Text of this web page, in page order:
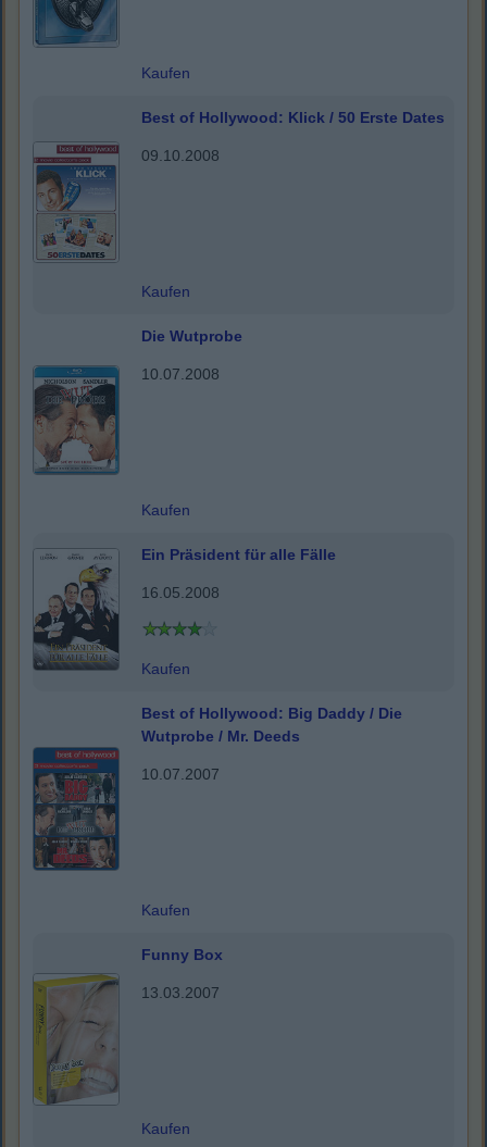
Kaufen
Best of Hollywood: Klick / 50 Erste Dates
09.10.2008
Kaufen
Die Wutprobe
10.07.2008
Kaufen
Ein Präsident für alle Fälle
16.05.2008
Kaufen
Best of Hollywood: Big Daddy / Die
Wutprobe / Mr. Deeds
10.07.2007
Kaufen
Funny Box
13.03.2007
Kaufen